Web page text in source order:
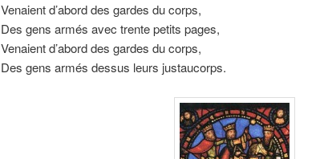
Venaient d’abord des gardes du corps,
Des gens armés avec trente petits pages,
Venaient d’abord des gardes du corps,
Des gens armés dessus leurs justaucorps.